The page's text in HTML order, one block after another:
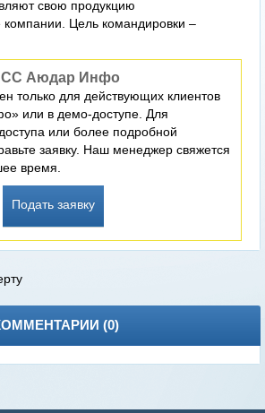
свою продукцию
Цель командировки –
Аюдар Инфо
только для действующих клиентов
или в демо-доступе. Для
или более подробной
заявку. Наш менеджер свяжется
время.
Подать заявку
(0)